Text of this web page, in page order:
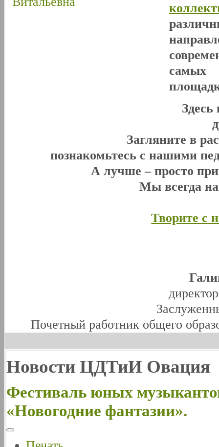
самых
Загляните в
познакомьтесь с нашими
А лучше – просто
Мы всегда
Творите с
Почетный работник общего
Новости ЦДТиИ Овация
Фестиваль юных
«Новогодние фантазии».